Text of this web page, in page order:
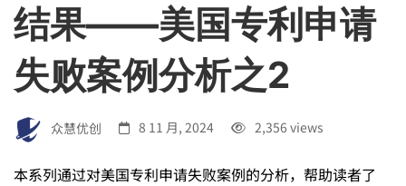
的
策
略
结果——美国专利申请
失败案例分析之2
众慧优创 8 11 月, 2024 2,356 views
本系列通过对美国专利申请失败案例的分析，帮助读者了